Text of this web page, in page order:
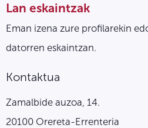
Lan eskaintzak
Eman izena zure profilarekin
datorren eskaintzan.
Kontaktua
Zamalbide auzoa, 14.
20100 Orereta-Errenteria